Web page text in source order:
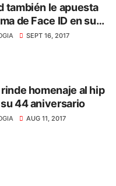
también le apuesta
de Face ID en sus
SEPT 16, 2017
homenaje al hip
44 aniversario
AUG 11, 2017